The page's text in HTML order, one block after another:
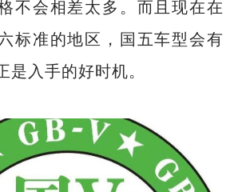
不会相差太多。而且现在在
标准的地区，国五车型会有
是入手的好时机。